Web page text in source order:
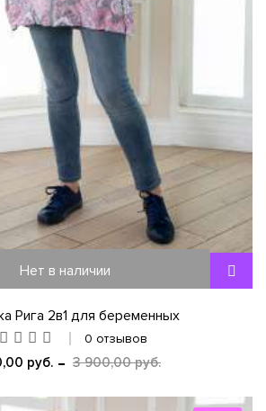
Нет в наличии
Рига 2в1 для беременных
0 отзывов
руб. 3 900,00 руб.